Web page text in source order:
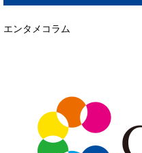
エンタメコラム